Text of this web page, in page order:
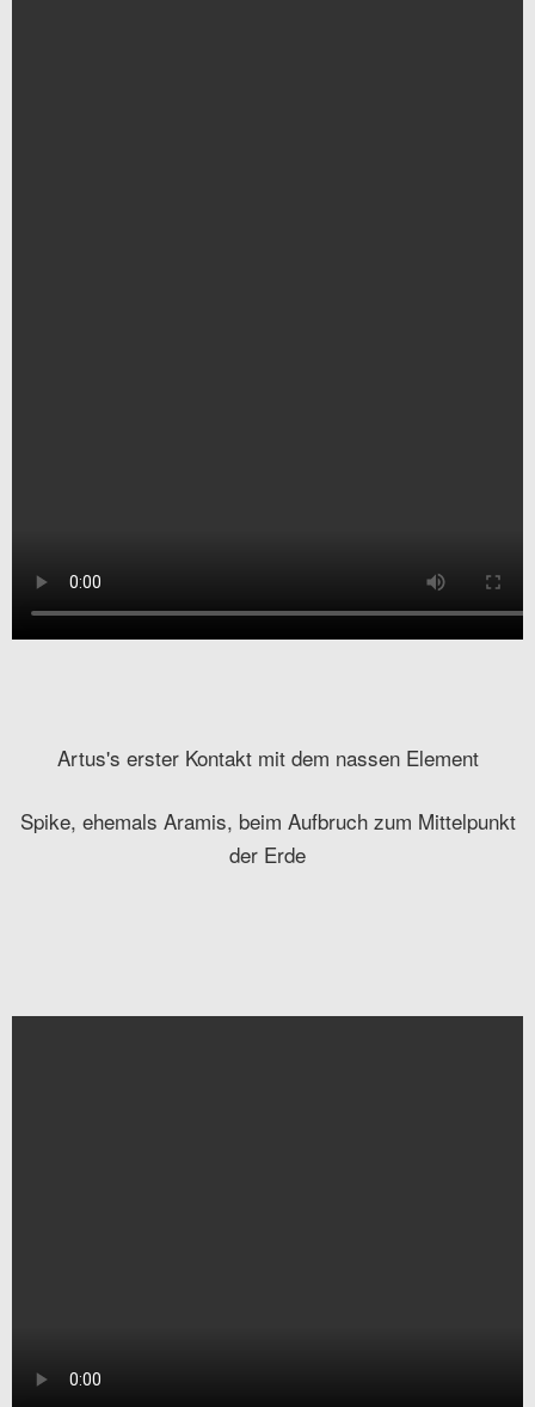
Artus's erster Kontakt mit dem nassen Element
Spike, ehemals Aramis, beim Aufbruch zum Mittelpunkt
der Erde